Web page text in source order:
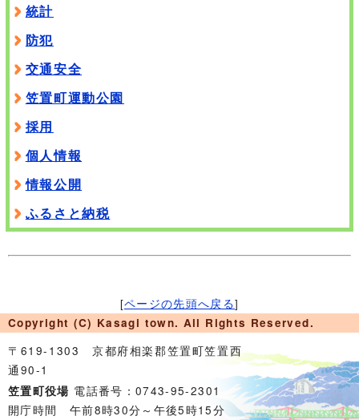
統計
防犯
交通安全
笠置町運動公園
採用
個人情報
情報公開
ふるさと納税
[ページの先頭へ戻る]
Copyright (C) Kasagi town. All Rights Reserved.
〒619-1303 京都府相楽郡笠置町笠置西
通90-1
笠置町役場 電話番号：0743-95-2301
開庁時間 午前8時30分～午後5時15分